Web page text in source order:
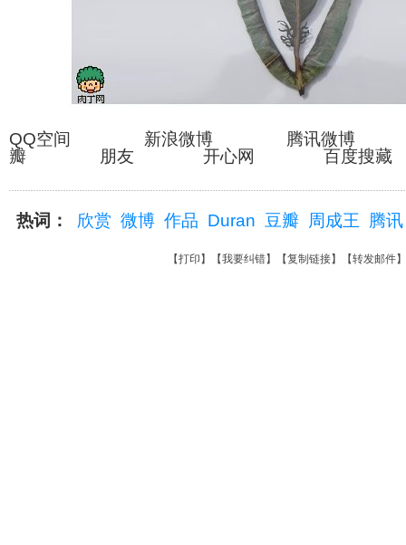
QQ空间 新浪微博 腾讯微
瓣 朋友 开心网 百度搜
热词： 欣赏 微博 作品 Duran 豆瓣 周成王 腾讯
【打印 】【我要纠错】【复制链接】【转发邮件